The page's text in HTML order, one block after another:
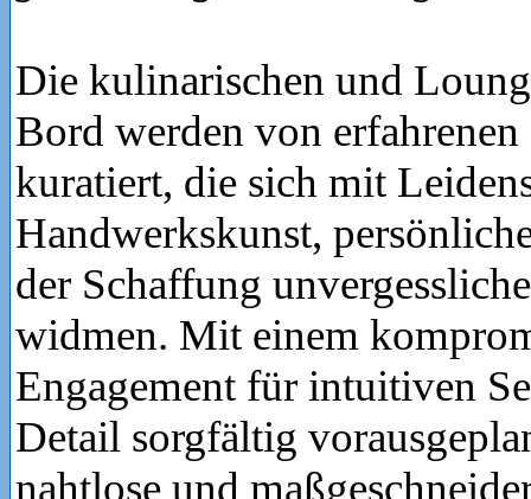
Die kulinarischen und
Bord werden von erfahrenen
kuratiert, die sich mit
Handwerkskunst,
der Schaffung
widmen. Mit einem
Engagement für intuitiven
Detail sorgfältig
nahtlose und